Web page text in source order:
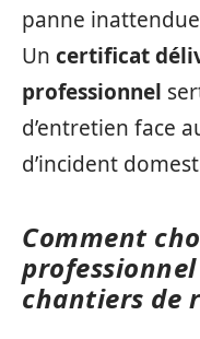
panne
Un certificat
professionnel
d’entretien face
d’incident
Comment
chantiers de